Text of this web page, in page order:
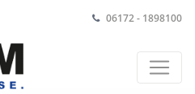
06172 - 1898100